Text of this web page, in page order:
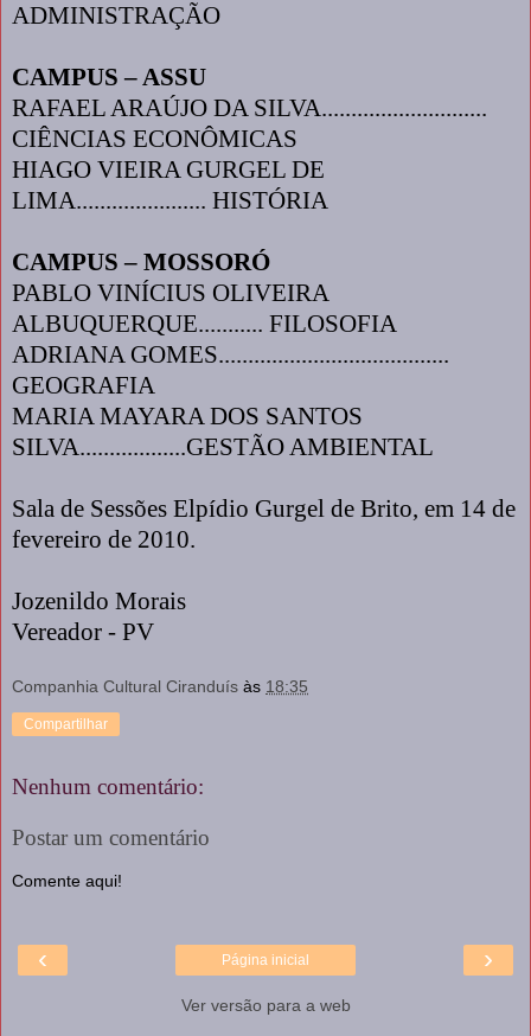
ADMINISTRAÇÃO
CAMPUS – ASSU
RAFAEL ARAÚJO DA SILVA............................
CIÊNCIAS ECONÔMICAS
HIAGO VIEIRA GURGEL DE
LIMA...................... HISTÓRIA
CAMPUS – MOSSORÓ
PABLO VINÍCIUS OLIVEIRA
ALBUQUERQUE........... FILOSOFIA
ADRIANA GOMES.......................................
GEOGRAFIA
MARIA MAYARA DOS SANTOS
SILVA..................GESTÃO AMBIENTAL
Sala de Sessões Elpídio Gurgel de Brito, em 14 de
fevereiro de 2010.
Jozenildo Morais
Vereador - PV
Companhia Cultural Ciranduís às 18:35
Compartilhar
Nenhum comentário:
Postar um comentário
Comente aqui!
‹ ›
Página inicial
Ver versão para a web